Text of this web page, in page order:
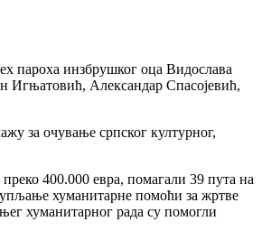
пароха инзбрушког оца Видослава
Александар Спасојевић,
за очување српског културног,
400.000 евра, помагали 39 пута на
хуманитарне помоћи за жртве
хуманитарног рада су помогли